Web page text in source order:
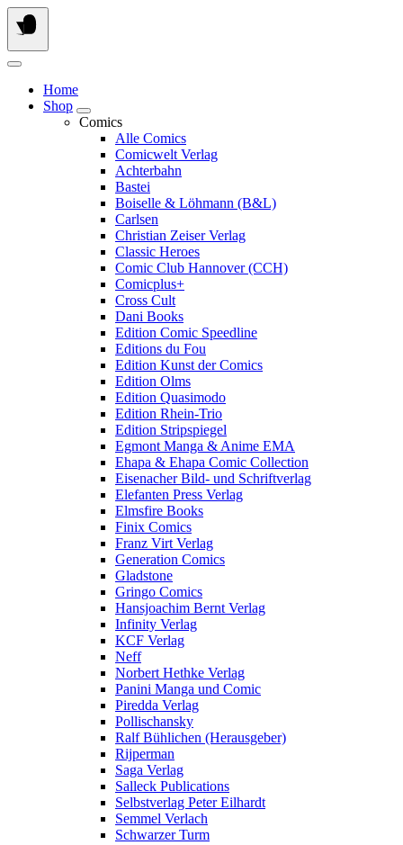
Springe
zum
Inhalt
Home
Shop
Comics
Alle Comics
Comicwelt Verlag
Achterbahn
Bastei
Boiselle & Löhmann (B&L)
Carlsen
Christian Zeiser Verlag
Classic Heroes
Comic Club Hannover (CCH)
Comicplus+
Cross Cult
Dani Books
Edition Comic Speedline
Editions du Fou
Edition Kunst der Comics
Edition Olms
Edition Quasimodo
Edition Rhein-Trio
Edition Stripspiegel
Egmont Manga & Anime EMA
Ehapa & Ehapa Comic Collection
Eisenacher Bild- und Schriftverlag
Elefanten Press Verlag
Elmsfire Books
Finix Comics
Franz Virt Verlag
Generation Comics
Gladstone
Gringo Comics
Hansjoachim Bernt Verlag
Infinity Verlag
KCF Verlag
Neff
Norbert Hethke Verlag
Panini Manga und Comic
Piredda Verlag
Pollischansky
Ralf Bühlichen (Herausgeber)
Rijperman
Saga Verlag
Salleck Publications
Selbstverlag Peter Eilhardt
Semmel Verlach
Schwarzer Turm